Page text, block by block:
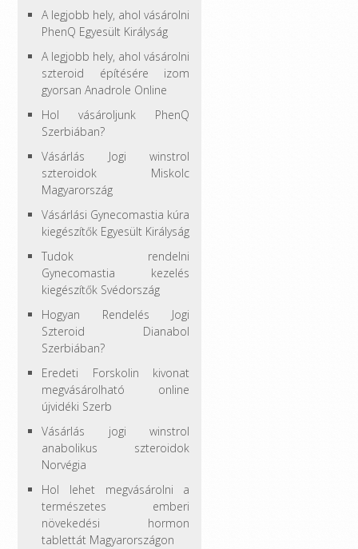
A legjobb hely, ahol vásárolni
PhenQ Egyesült Királyság
A legjobb hely, ahol vásárolni
szteroid építésére izom
gyorsan Anadrole Online
Hol vásároljunk PhenQ
Szerbiában?
Vásárlás Jogi winstrol
szteroidok Miskolc
Magyarország
Vásárlási Gynecomastia kúra
kiegészítők Egyesült Királyság
Tudok rendelni
Gynecomastia kezelés
kiegészítők Svédország
Hogyan Rendelés Jogi
Szteroid Dianabol
Szerbiában?
Eredeti Forskolin kivonat
megvásárolható online
újvidéki Szerb
Vásárlás jogi winstrol
anabolikus szteroidok
Norvégia
Hol lehet megvásárolni a
természetes emberi
növekedési hormon
tablettát Magyarországon